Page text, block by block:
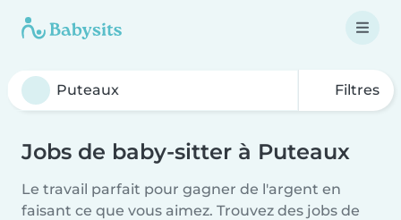
Filtres
Jobs de baby-sitter à Puteaux
Le travail parfait pour gagner de l'argent en
faisant ce que vous aimez. Trouvez des jobs de